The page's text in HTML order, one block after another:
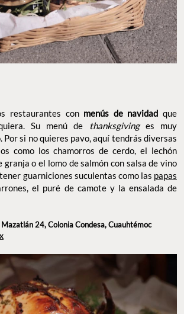
restaurantes con menús de navidadque
Su menú de
thanksgiving es muy
si no quieres pavo, aquí tendrás diversas
como los chamorros de cerdo, el lechón
granja o el lomo de salmón con salsa de vino
guarniciones suculentas como las papas
el puré de camote y la ensalada de
24, Colonia Condesa, Cuauhtémoc